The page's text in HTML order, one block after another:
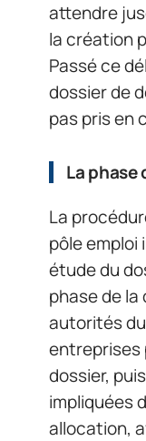
attendre
la création
Passé ce
dossier de
pas pris en
La phase
La
pôle emploi
étude du
phase de la
autorités
entreprises
dossier,
impliquées
allocation,